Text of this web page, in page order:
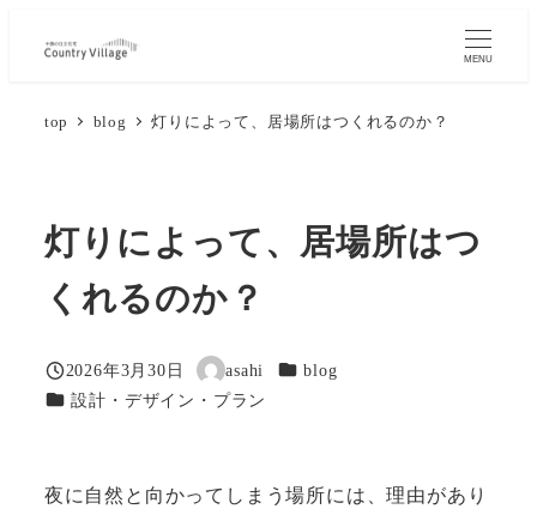
MENU
top blog 灯りによって、居場所はつくれるのか？
灯りによって、居場所はつ
くれるのか？
投稿日
2026年3月30日
著
asahi カテゴリー
blog
カテゴリー
設計・デザイン・プラン
夜に自然と向かってしまう場所には、理由があり